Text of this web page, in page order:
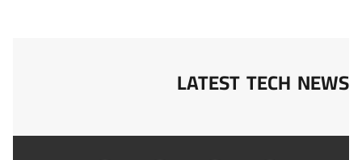
LATEST TECH NEWS